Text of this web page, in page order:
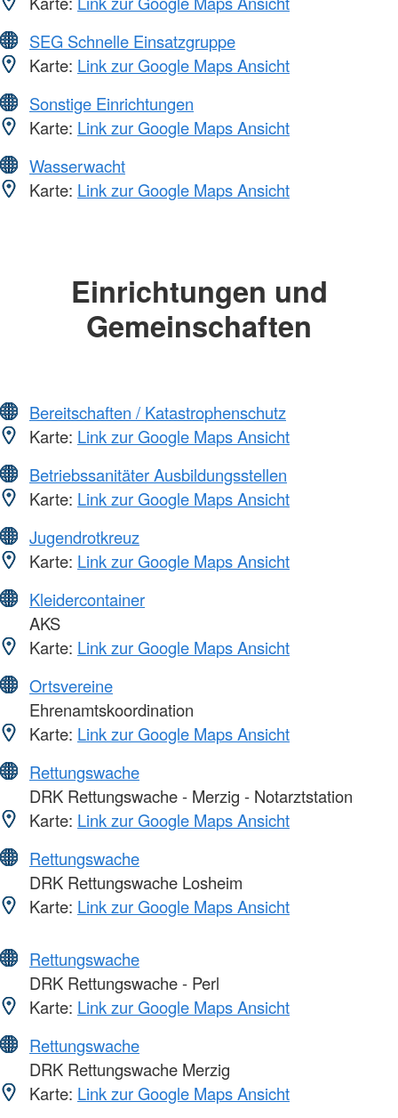
SEG Schnelle Einsatzgruppe
Karte: Link zur Google Maps Ansicht
Sonstige Einrichtungen
Karte: Link zur Google Maps Ansicht
Wasserwacht
Karte: Link zur Google Maps Ansicht
Einrichtungen und
Gemeinschaften
Bereitschaften / Katastrophenschutz
Karte: Link zur Google Maps Ansicht
Betriebssanitäter Ausbildungsstellen
Karte: Link zur Google Maps Ansicht
Jugendrotkreuz
Karte: Link zur Google Maps Ansicht
Kleidercontainer
AKS
Karte: Link zur Google Maps Ansicht
Ortsvereine
Ehrenamtskoordination
Karte: Link zur Google Maps Ansicht
Rettungswache
DRK Rettungswache - Merzig - Notarztstation
Karte: Link zur Google Maps Ansicht
Rettungswache
DRK Rettungswache Losheim
Karte: Link zur Google Maps Ansicht
Rettungswache
DRK Rettungswache - Perl
Karte: Link zur Google Maps Ansicht
Rettungswache
DRK Rettungswache Merzig
Karte: Link zur Google Maps Ansicht